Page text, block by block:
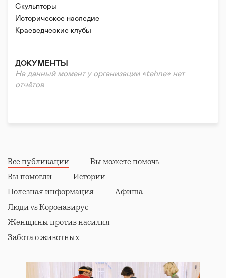
Скульпторы
Дизайнеры
Хендмейдеры
Историческое наследие
Краеведческие клубы
ДОКУМЕНТЫ
На данный момент у организации «tehne» нет
отчётов
Все публикации
Вы можете помочь
Вы помогли
Истории
Полезная информация
Афиша
Люди vs Коронавирус
Женщины против насилия
Забота о животных